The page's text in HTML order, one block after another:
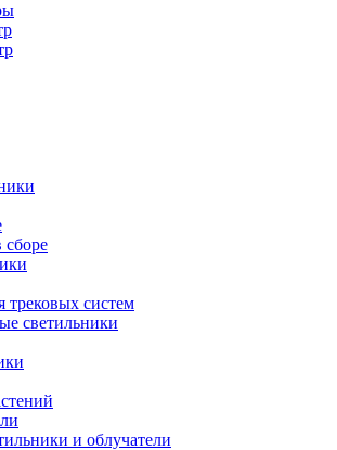
сборе
систем
светильники
и облучатели